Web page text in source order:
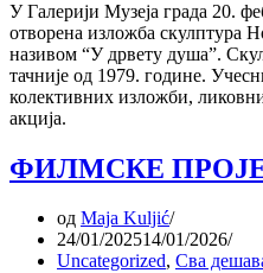
У Галерији Музеја града 20.
отворена изложба скулптура
називом “У дрвету душа”.
тачније од 1979. године.
колективних изложби,
акција.
ФИЛМСКЕ
од Maja Kuljić
24/01/202514/01/2026
Uncategorized, Сва